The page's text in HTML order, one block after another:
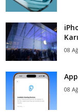
08
08